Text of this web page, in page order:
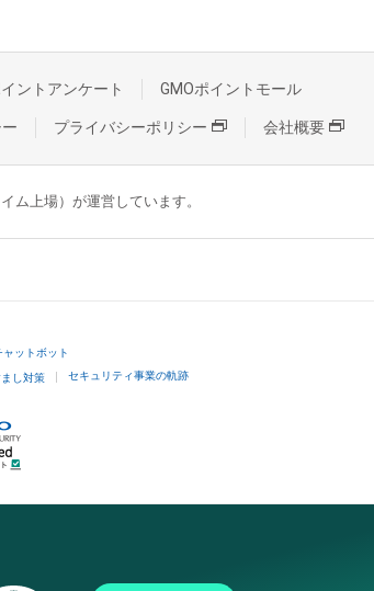
ントアンケート GMOポイントモール
プライバシーポリシー 会社概要
ム上場）が運営しています。
ットボット
し対策 セキュリティ事業の軌跡